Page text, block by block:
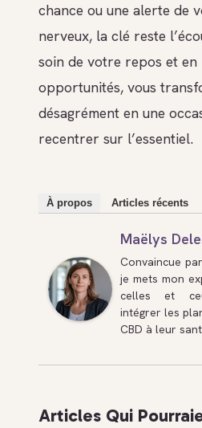
chance ou une alerte de
nerveux, la clé reste
soin de votre repos et
opportunités, vous
désagrément en une
recentrer sur l’essentiel.
À propos Articles récents
Maëlys
Convaincue
je mets mon
celles et
intégrer les
CBD à leur
Articles Qui